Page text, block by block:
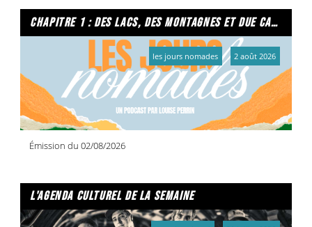
chapitre 1 : des lacs, des montagnes et due caffe per favore
Émission du 02/08/2026
les jours nomades 2 août 2026
l'agenda culturel de la semaine